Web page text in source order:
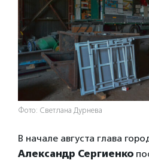
Фото: Светлана Дурнева
В начале августа глава
Александр Сергиенко